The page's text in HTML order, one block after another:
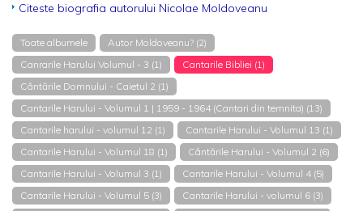
Citeste biografia autorului Nicolae Moldoveanu
Toate albumele
Autor Moldoveanu? (2)
Canrarile Harului Volumul - 3 (1)
Cantarile Bibliei (1)
Cântările Domnului - Caietul 2 (1)
Cantarile Harului - Volumul 1 | 1959 - 1964 (Cantari din temnita) (13)
Cantarile harului - volumul 12 (1)
Cantarile Harului - Volumul 13 (1)
Cantarile Harului - Volumul 18 (1)
Cântările Harului - Volumul 2 (6)
Cantarile Harului - Volumul 3 (1)
Cantarile Harului - Volumul 4 (5)
Cantarile Harului - Volumul 5 (3)
Cantarile Harului - volumul 6 (3)